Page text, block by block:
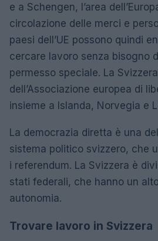
e a Schengen, l’area
circolazione delle merci e
paesi dell’UE possono quindi
cercare lavoro senza bisogno
permesso speciale. La
dell’Associazione europea di
insieme a Islanda, Norvegia e
La democrazia diretta è una
sistema politico svizzero, che
i referendum. La Svizzera è
stati federali, che hanno un
autonomia.
Trovare lavoro in Svizzera